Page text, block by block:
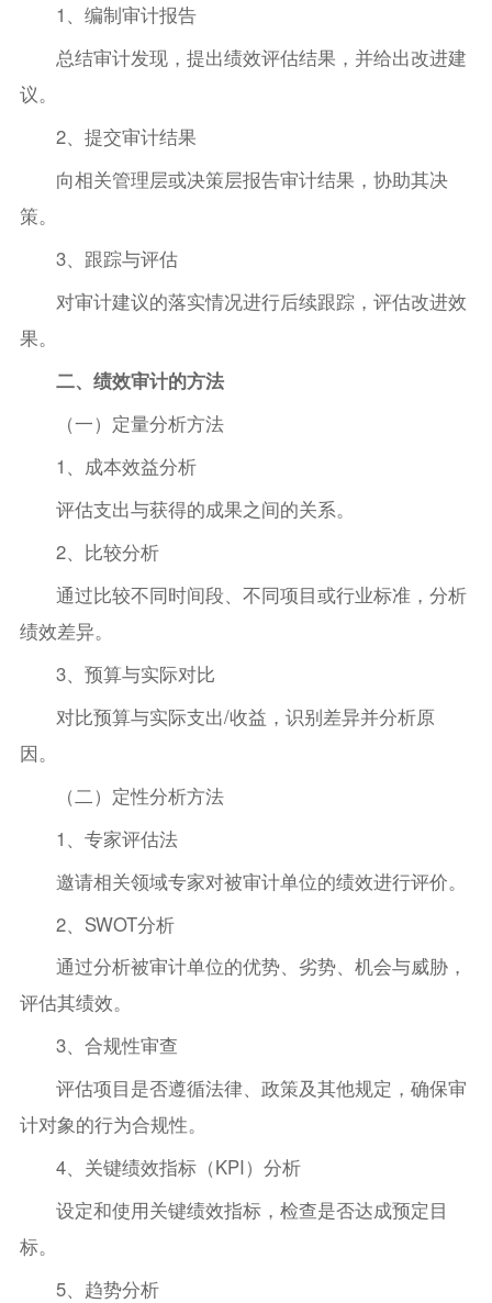
1、编制审计报告
总结审计发现，提出绩效评估结果，并给出改进建
议。
2、提交审计结果
向相关管理层或决策层报告审计结果，协助其决
策。
3、跟踪与评估
对审计建议的落实情况进行后续跟踪，评估改进效
果。
二、绩效审计的方法
（一）定量分析方法
1、成本效益分析
评估支出与获得的成果之间的关系。
2、比较分析
通过比较不同时间段、不同项目或行业标准，分析
绩效差异。
3、预算与实际对比
对比预算与实际支出/收益，识别差异并分析原
因。
（二）定性分析方法
1、专家评估法
邀请相关领域专家对被审计单位的绩效进行评价。
2、SWOT分析
通过分析被审计单位的优势、劣势、机会与威胁，
评估其绩效。
3、合规性审查
评估项目是否遵循法律、政策及其他规定，确保审
计对象的行为合规性。
4、关键绩效指标（KPI）分析
设定和使用关键绩效指标，检查是否达成预定目
标。
5、趋势分析